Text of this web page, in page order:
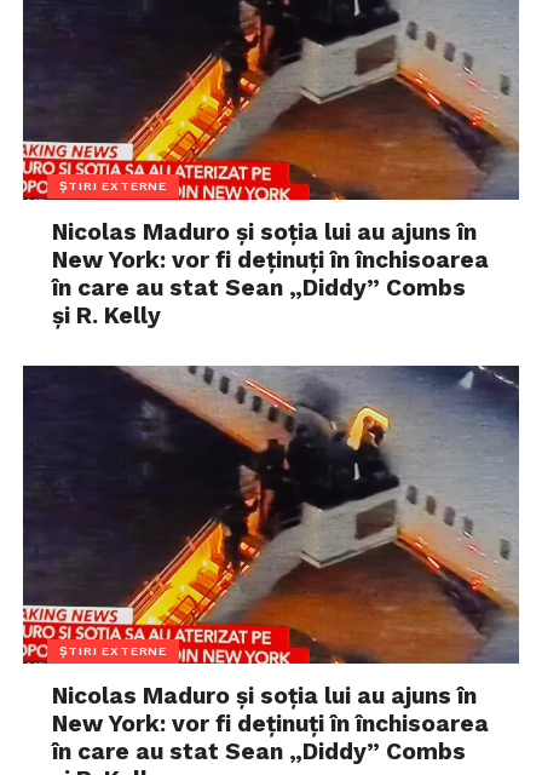
ȘTIRI EXTERNE
Nicolas Maduro și soția lui au ajuns în
New York: vor fi deținuți în închisoarea
în care au stat Sean „Diddy” Combs
și R. Kelly
ȘTIRI EXTERNE
Nicolas Maduro și soția lui au ajuns în
New York: vor fi deținuți în închisoarea
în care au stat Sean „Diddy” Combs